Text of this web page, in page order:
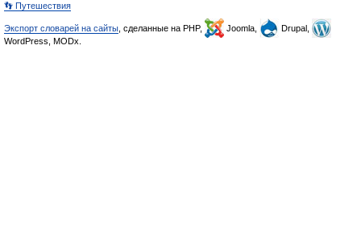
👣 Путешествия
Экспорт словарей на сайты , сделанные на PHP, Joomla,
Drupal,
WordPress, MODx.